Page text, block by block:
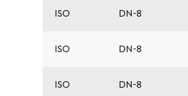
ISO DN-8
ISO DN-8
ISO DN-8